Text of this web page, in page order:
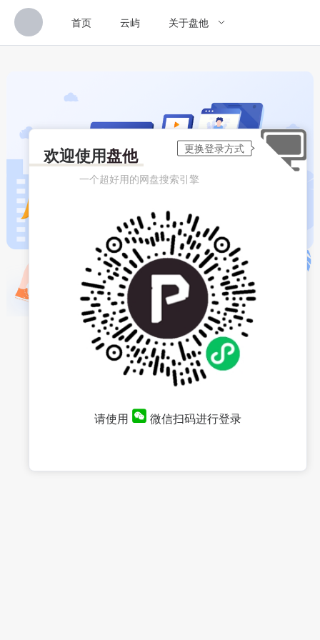
首页 云屿 关于盘他
欢迎使用盘他
一个超好用的网盘搜索引擎
请使用 微信扫码进行登录